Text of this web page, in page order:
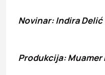
Novinar: Indira Delić
Produkcija: Muamer